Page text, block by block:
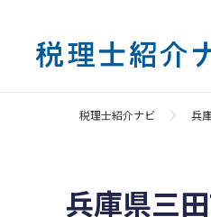
税理士紹介ナビ 兵
兵庫県三